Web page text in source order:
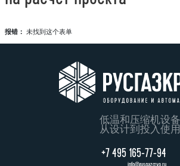
报错： 未找到这个表单
低温和压缩机设备
从设计到投入使用
+7 495 165-77-94
info@rusgazcryo.ru